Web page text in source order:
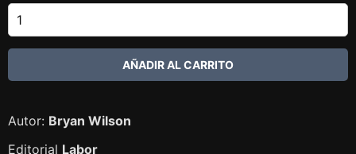
Autor: Bryan Wilson
Editorial Labor